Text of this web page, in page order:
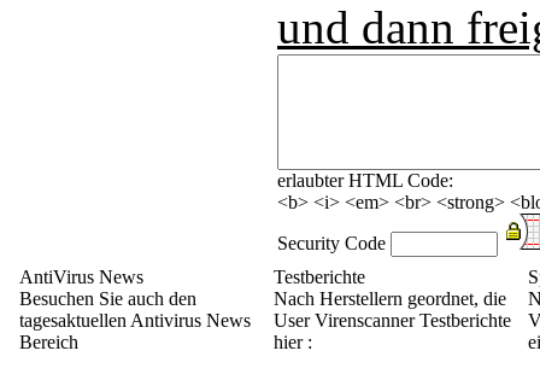
und dann
erlaubter HTML Code:
<b> <i> <em> <br> <strong>
Security Code
AntiVirus News
Besuchen Sie auch den
tagesaktuellen Antivirus News
Bereich
Testberichte
Nach Herstellern geordnet, die
User Virenscanner Testberichte
hier :